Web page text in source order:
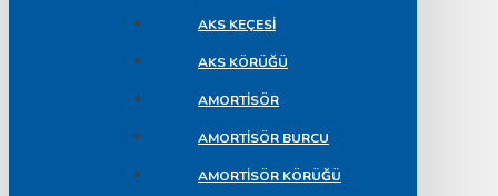
AKS KEÇESI
AKS KÖRÜĞÜ
AMORTISÖR
AMORTISÖR BURCU
AMORTISÖR KÖRÜĞÜ